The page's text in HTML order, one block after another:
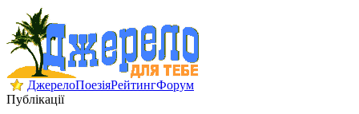
ДжерелоПоезіяРейтингФорум
Публікації